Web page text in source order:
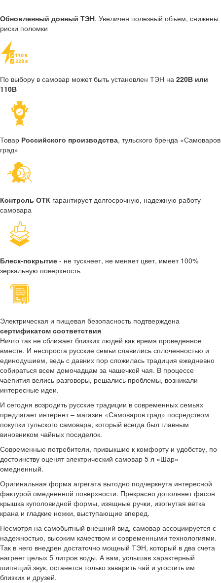
Обновленный донный ТЭН. Увеличен полезный объем, снижены
риски поломки
По выбору в самовар может быть установлен ТЭН на 220В или
110В
Товар Российского производства, тульского бренда «Самоваров
град»
Контроль ОТК гарантирует долгосрочную, надежную работу
самовара
Блеск-покрытие - не тускнеет, не меняет цвет, имеет 100%
зеркальную поверхность
Электрическая и пищевая безопасность подтверждена
сертификатом соответствия
Ничто так не сближает близких людей как время проведенное
вместе. И неспроста русские семьи славились сплоченностью и
единодушием, ведь с давних пор сложилась традиция ежедневно
собираться всем домочадцам за чашечкой чая. В процессе
чаепития велись разговоры, решались проблемы, возникали
интересные идеи.
И сегодня возродить русские традиции в современных семьях
предлагает интернет – магазин «Самоваров град» посредством
покупки тульского самовара, который всегда был главным
виновником чайных посиделок.
Современные потребители, привыкшие к комфорту и удобству, по
достоинству оценят электрический самовар 5 л «Шар»
омедненный.
Оригинальная форма агрегата выгодно подчеркнута интересной
фактурой омедненной поверхности. Прекрасно дополняет фасон
крышка куполовидной формы, изящные ручки, изогнутая ветка
крана и гладкие ножки, выступающие вперед.
Несмотря на самобытный внешний вид, самовар ассоциируется с
надежностью, высоким качеством и современными технологиями.
Так в него внедрен достаточно мощный ТЭН, который в два счета
нагреет целых 5 литров воды. А вам, услышав характерный
шипящий звук, останется только заварить чай и угостить им
близких и друзей.